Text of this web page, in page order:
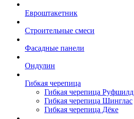
Евроштакетник
Строительные смеси
Фасадные панели
Ондулин
Гибкая черепица
Гибкая черепица Руфшилд
Гибкая черепица Шинглас
Гибкая черепица Дёке